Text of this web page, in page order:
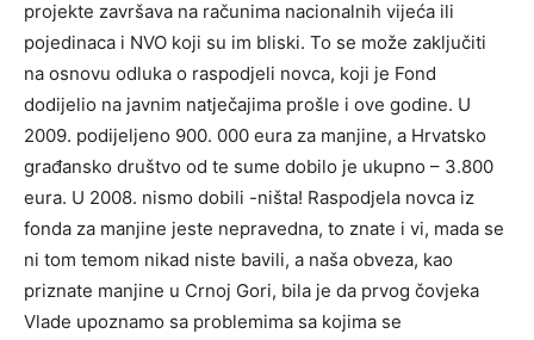
projekte završava na računima nacionalnih vijeća ili
pojedinaca i NVO koji su im bliski. To se može zaključiti
na osnovu odluka o raspodjeli novca, koji je Fond
dodijelio na javnim natječajima prošle i ove godine. U
2009. podijeljeno 900. 000 eura za manjine, a Hrvatsko
građansko društvo od te sume dobilo je ukupno – 3.800
eura. U 2008. nismo dobili -ništa! Raspodjela novca iz
fonda za manjine jeste nepravedna, to znate i vi, mada se
ni tom temom nikad niste bavili, a naša obveza, kao
priznate manjine u Crnoj Gori, bila je da prvog čovjeka
Vlade upoznamo sa problemima sa kojima se